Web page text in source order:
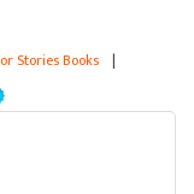
Stories Books |